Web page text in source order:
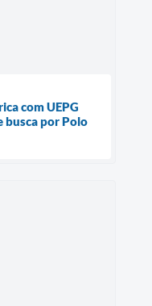
com UEPG
busca por Polo